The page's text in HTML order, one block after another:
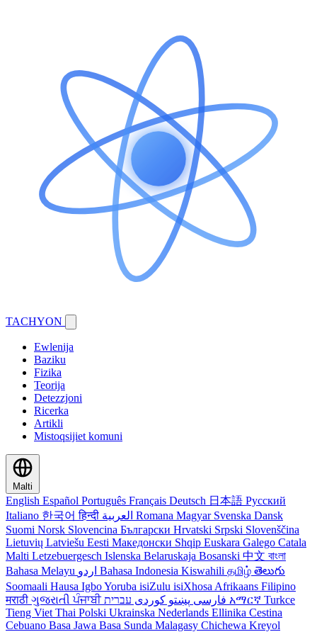
TACHYON
Ewlenija
Baziku
Fizika
Teorija
Detezzjoni
Ricerka
Artikli
Mistoqsijiet komuni
Malti
English Español Português Français Deutsch 日本語 Русский
Italiano 한국어हिन्दी Romana Magyar Svenska Dansk
Suomi Norsk Slovencina Български Hrvatski Srpski Slovenščina
Lietuvių Latviešu Eesti Македонски Shqip Euskara Galego Catala
Malti Letzebuergesch Islenska Belaruskaja Bosanski 中文 বাংলা
Bahasa Melayu
Bahasa Indonesia Kiswahili தமிழ் తెలుగు
Soomaali Hausa IgboYoruba isiZulu isiXhosa Afrikaans Filipino
मराठी ગુજરાતીਪੰਜਾਬੀ فارسی پښتو کوردی አማርኛ Turkce
Tieng Viet Thai Polski Ukrainska Nederlands Ellinika Cestina
Cebuano Basa Jawa Basa Sunda Malagasy Chichewa Kreyol